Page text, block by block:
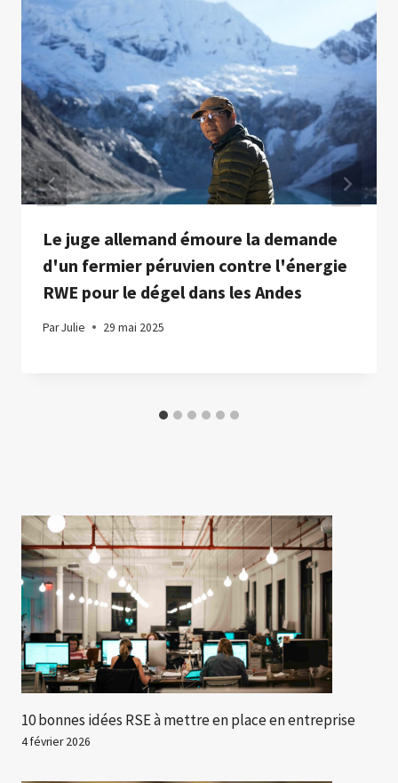
Le juge allemand émoure la demande
d'un fermier péruvien contre l'énergie
RWE pour le dégel dans les Andes
ParJulie 29 mai 2025
10 bonnes idées RSE à mettre en place en entreprise
4 février 2026